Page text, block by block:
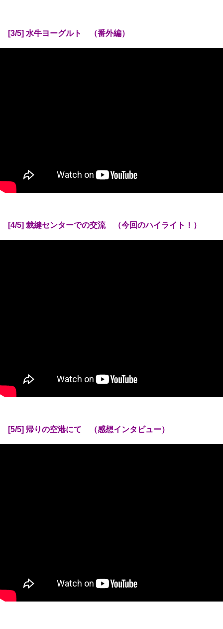
[3/5] 水牛ヨーグルト （番外編）
[4/5] 裁縫センターでの交流 （今回のハイライト！）
[5/5] 帰りの空港にて （感想インタビュー）